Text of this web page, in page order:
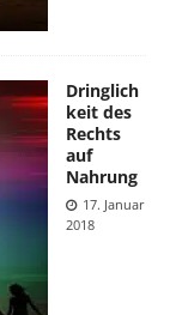
Dringlich
keit des
Rechts
auf
Nahrung
17. Januar
2018